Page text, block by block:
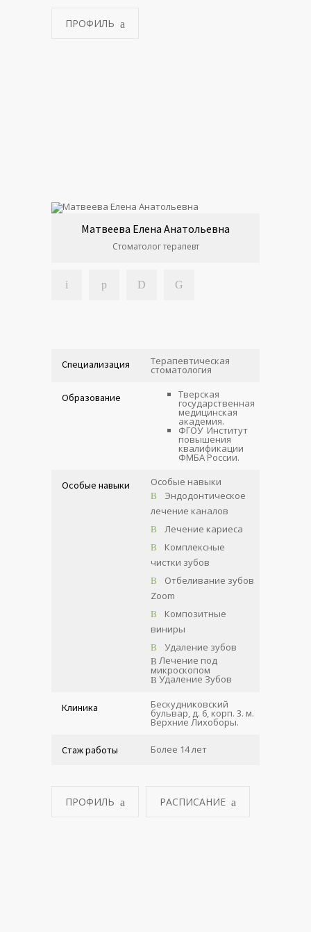
ПРОФИЛЬ
Матвеева Елена Анатольевна
Стоматолог терапевт
Специализация Терапевтическая
стоматология
Образование Тверская
государственная
медицинская
академия.
ФГОУ Институт
повышения
квалификации
ФМБА России.
Особые навыки
Особые навыки
Эндодонтическое
лечение каналов
Лечение кариеса
Комплексные
чистки зубов
Отбеливание зубов
Zoom
Композитные
виниры
Удаление зубов
Лечение под
микроскопом
Удаление Зубов
Клиника Бескудниковский
бульвар, д. 6, корп. 3. м.
Верхние Лихоборы.
Стаж работы Более 14 лет
ПРОФИЛЬ РАСПИСАНИЕ